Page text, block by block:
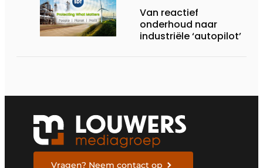
Van reactief
onderhoud naar
industriële ‘autopilot’
Vragen? Neem contact op